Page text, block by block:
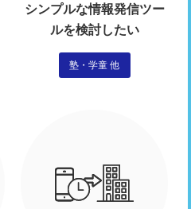
シンプルな情報発信ツー
ルを検討したい
塾・学童 他